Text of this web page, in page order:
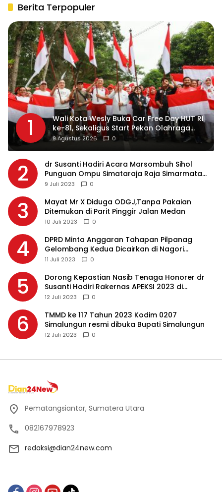
Berita Terpopuler
1
Wali Kota Wesly Buka Car Free Day HUT RI
ke-81, Sekaligus Start Pekan Olahraga
Masyarakat Merah Putih
9 Agustus 2026 0
2
dr Susanti Hadiri Acara Marsombuh Sihol
Punguan Ompu Simataraja Raja Simarmata
Dohot Boruna Kota Siantar
9 Juli 2023 0
3
Mayat Mr X Diduga ODGJ,Tanpa Pakaian
Ditemukan di Parit Pinggir Jalan Medan
10 Juli 2023 0
4
DPRD Minta Anggaran Tahapan Pilpanag
Gelombang Kedua Dicairkan di Nagori
Masing-masing, Ini Alasannya…
11 Juli 2023 0
5
Dorong Kepastian Nasib Tenaga Honorer dr
Susanti Hadiri Rakernas APEKSI 2023 di
Makassar
12 Juli 2023 0
6
TMMD ke 117 Tahun 2023 Kodim 0207
Simalungun resmi dibuka Bupati Simalungun
12 Juli 2023 0
Pematangsiantar, Sumatera Utara
082167978923
redaksi@dian24new.com